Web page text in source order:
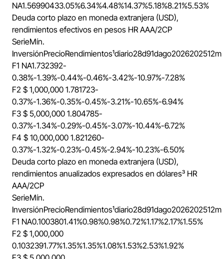
NA1.56990433.05%6.34%4.48%14.37%5.18%8.21%5.53%
Deuda corto plazo en moneda extranjera (USD),
rendimientos efectivos en pesos HR AAA/2CP
SerieMín.
InversiónPrecioRendimientos¹diario28d91dago2026202512m
F1 NA1.732392-
0.38%-1.39%-0.44%-0.46%-3.42%-10.97%-7.28%
F2 $ 1,000,000 1.781723-
0.37%-1.36%-0.35%-0.45%-3.21%-10.65%-6.94%
F3 $ 5,000,000 1.804785-
0.37%-1.34%-0.29%-0.45%-3.07%-10.44%-6.72%
F4 $ 10,000,000 1.821260-
0.37%-1.32%-0.23%-0.45%-2.94%-10.23%-6.50%
Deuda corto plazo en moneda extranjera (USD),
rendimientos anualizados expresados en dólares³ HR
AAA/2CP
SerieMín.
InversiónPrecioRendimientos¹diario28d91dago2026202512m
F1 NA0.1003801.41%0.98%0.98%0.72%1.17%2.17%1.55%
F2 $ 1,000,000
0.1032391.77%1.35%1.35%1.08%1.53%2.53%1.92%